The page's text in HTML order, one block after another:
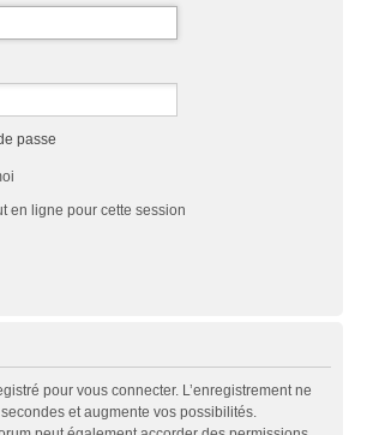
passe
en ligne pour cette session
pour vous connecter. L’enregistrement ne
et augmente vos possibilités.